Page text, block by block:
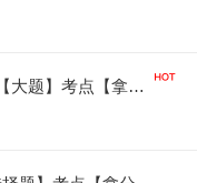
大题】考点【拿分